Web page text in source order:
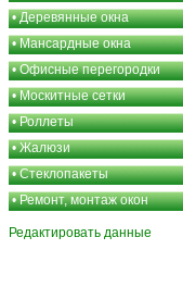
•Деревянные окна
•Мансардные окна
•Офисные перегородки
•Москитные сетки
•Роллеты
•Жалюзи
•Стеклопакеты
•Ремонт, монтаж окон
Редактировать данные